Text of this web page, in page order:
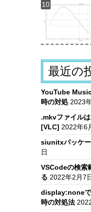
最近の
YouTube
時の対処 2023
.mkvファイル
[VLC] 2022年6
siunitxパッケ
日
VSCodeの検索
る 2022年2月7
display:noneで
時の対処法